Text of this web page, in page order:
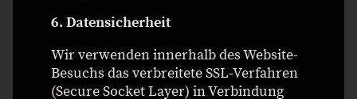
6. Datensicherheit
Wir verwenden innerhalb des Website-
Besuchs das verbreitete SSL-Verfahren
(Secure Socket Layer) in Verbindung